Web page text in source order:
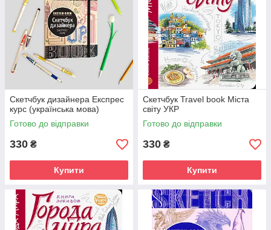
Скетчбук дизайнера Експрес
курс (українська мова)
Готово до відправки
330 ₴
Купити
Скетчбук Travel book Міста
світу УКР
Готово до відправки
330 ₴
Купити